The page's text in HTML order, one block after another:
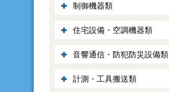
制御機器類
住宅設備・空調機器類
音響通信・防犯防災設備類
計測・工具搬送類